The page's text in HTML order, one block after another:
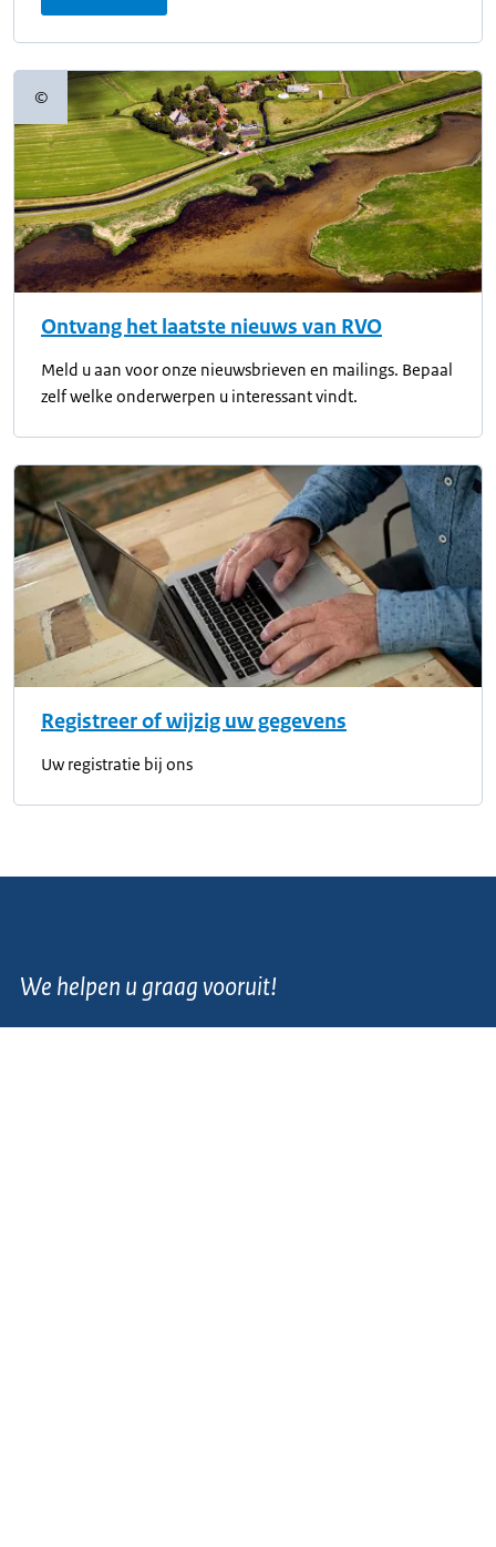
©Copyrightinformatie
Ontvang het laatste nieuws van RVO
Meld u aan voor onze nieuwsbrieven en mailings. Bepaal
zelf welke onderwerpen u interessant vindt.
Registreer of wijzig uw gegevens
Uw registratie bij ons
We helpen u graag vooruit!